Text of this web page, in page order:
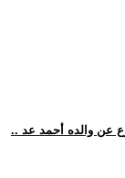
عن والده أحمد عد